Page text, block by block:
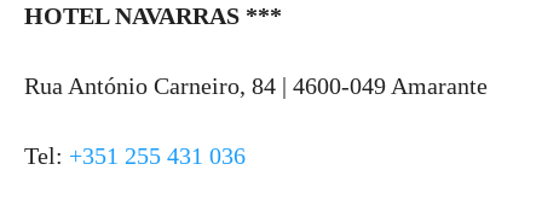
HOTEL NAVARRAS ***
Rua António Carneiro, 84 | 4600-049 Amarante
Tel: +351 255 431 036